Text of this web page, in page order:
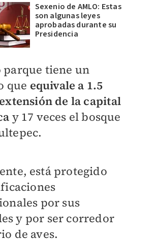
Sexenio de AMLO: Estas
son algunas leyes
aprobadas durante su
Presidencia
parque tiene un
que equivale a 1.5
de la capital
y 17 veces el bosque
está protegido
por sus
y por ser corredor
de aves.